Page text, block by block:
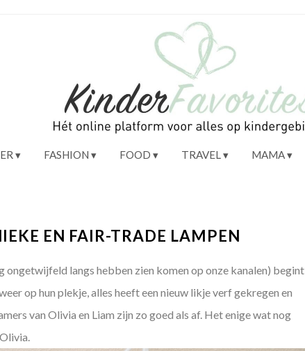
FASHION FOOD TRAVEL MAMA
EN FAIR-TRADE LAMPEN
ongetwijfeld langs hebben zien komen op onze kanalen) begint
op hun plekje, alles heeft een nieuw likje verf gekregen en
van Olivia en Liam zijn zo goed als af. Het enige wat nog